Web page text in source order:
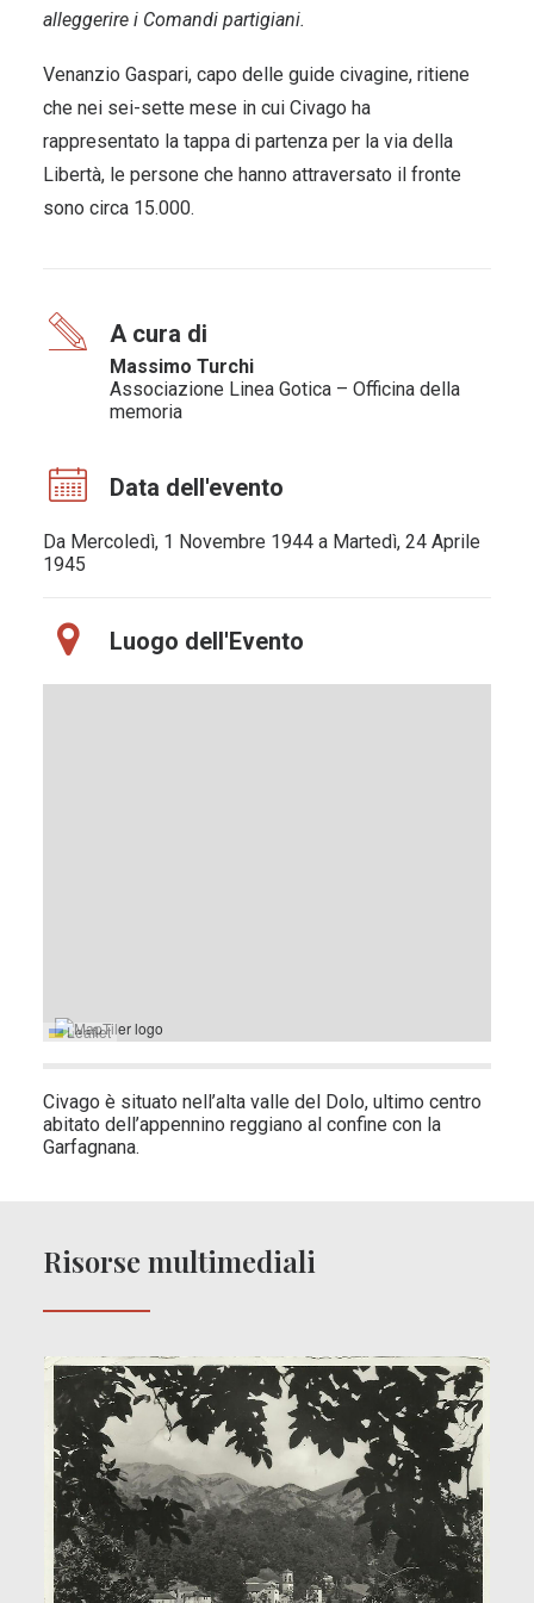
alleggerire i Comandi partigiani.
Venanzio Gaspari, capo delle guide civagine, ritiene
che nei sei-sette mese in cui Civago ha
rappresentato la tappa di partenza per la via della
Libertà, le persone che hanno attraversato il fronte
sono circa 15.000.
A cura di
Massimo Turchi
Associazione Linea Gotica – Officina della
memoria
Data dell'evento
Da Mercoledì, 1 Novembre 1944 a Martedì, 24 Aprile
1945
Luogo dell'Evento
Leaflet
Civago è situato nell’alta valle del Dolo, ultimo centro
abitato dell’appennino reggiano al confine con la
Garfagnana.
Risorse multimediali